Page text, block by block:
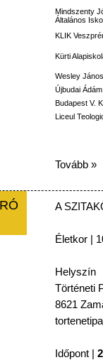
Mindszenty
Általános
KLIK
Kürti
Wesley
Újbudai
Budapest V.
Liceul
Tovább »
A
Életkor |
Helyszín
Történeti
8621
Időpont |